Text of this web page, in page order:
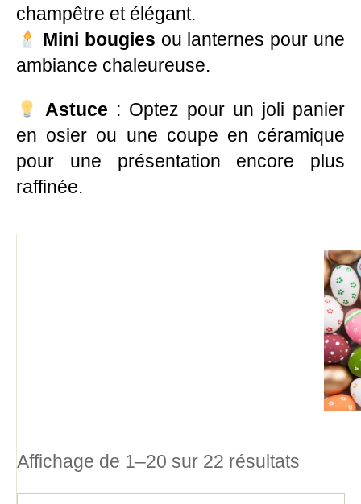
champêtre et élégant.
Mini bougies ou lanternes pour une
ambiance chaleureuse.
Astuce : Optez pour un joli panier
en osier ou une coupe en céramique
pour une présentation encore plus
raffinée.
Affichage de 1–20 sur 22 résultats